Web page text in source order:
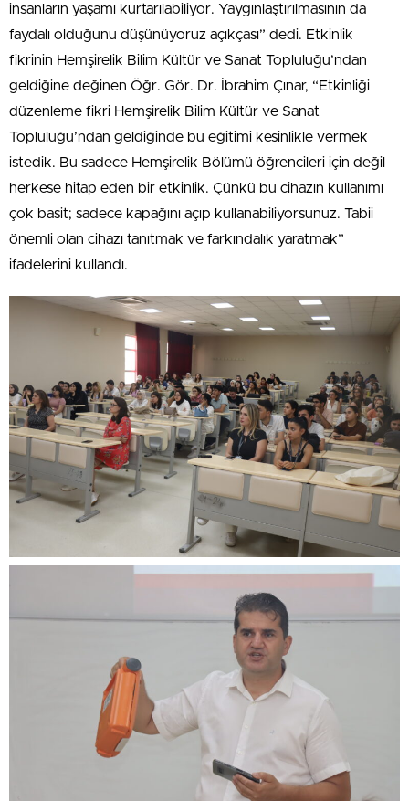
insanların yaşamı kurtarılabiliyor. Yaygınlaştırılmasının da
faydalı olduğunu düşünüyoruz açıkçası” dedi. Etkinlik
fikrinin Hemşirelik Bilim Kültür ve Sanat Topluluğu’ndan
geldiğine değinen Öğr. Gör. Dr. İbrahim Çınar, “Etkinliği
düzenleme fikri Hemşirelik Bilim Kültür ve Sanat
Topluluğu’ndan geldiğinde bu eğitimi kesinlikle vermek
istedik. Bu sadece Hemşirelik Bölümü öğrencileri için değil
herkese hitap eden bir etkinlik. Çünkü bu cihazın kullanımı
çok basit; sadece kapağını açıp kullanabiliyorsunuz. Tabii
önemli olan cihazı tanıtmak ve farkındalık yaratmak”
ifadelerini kullandı.